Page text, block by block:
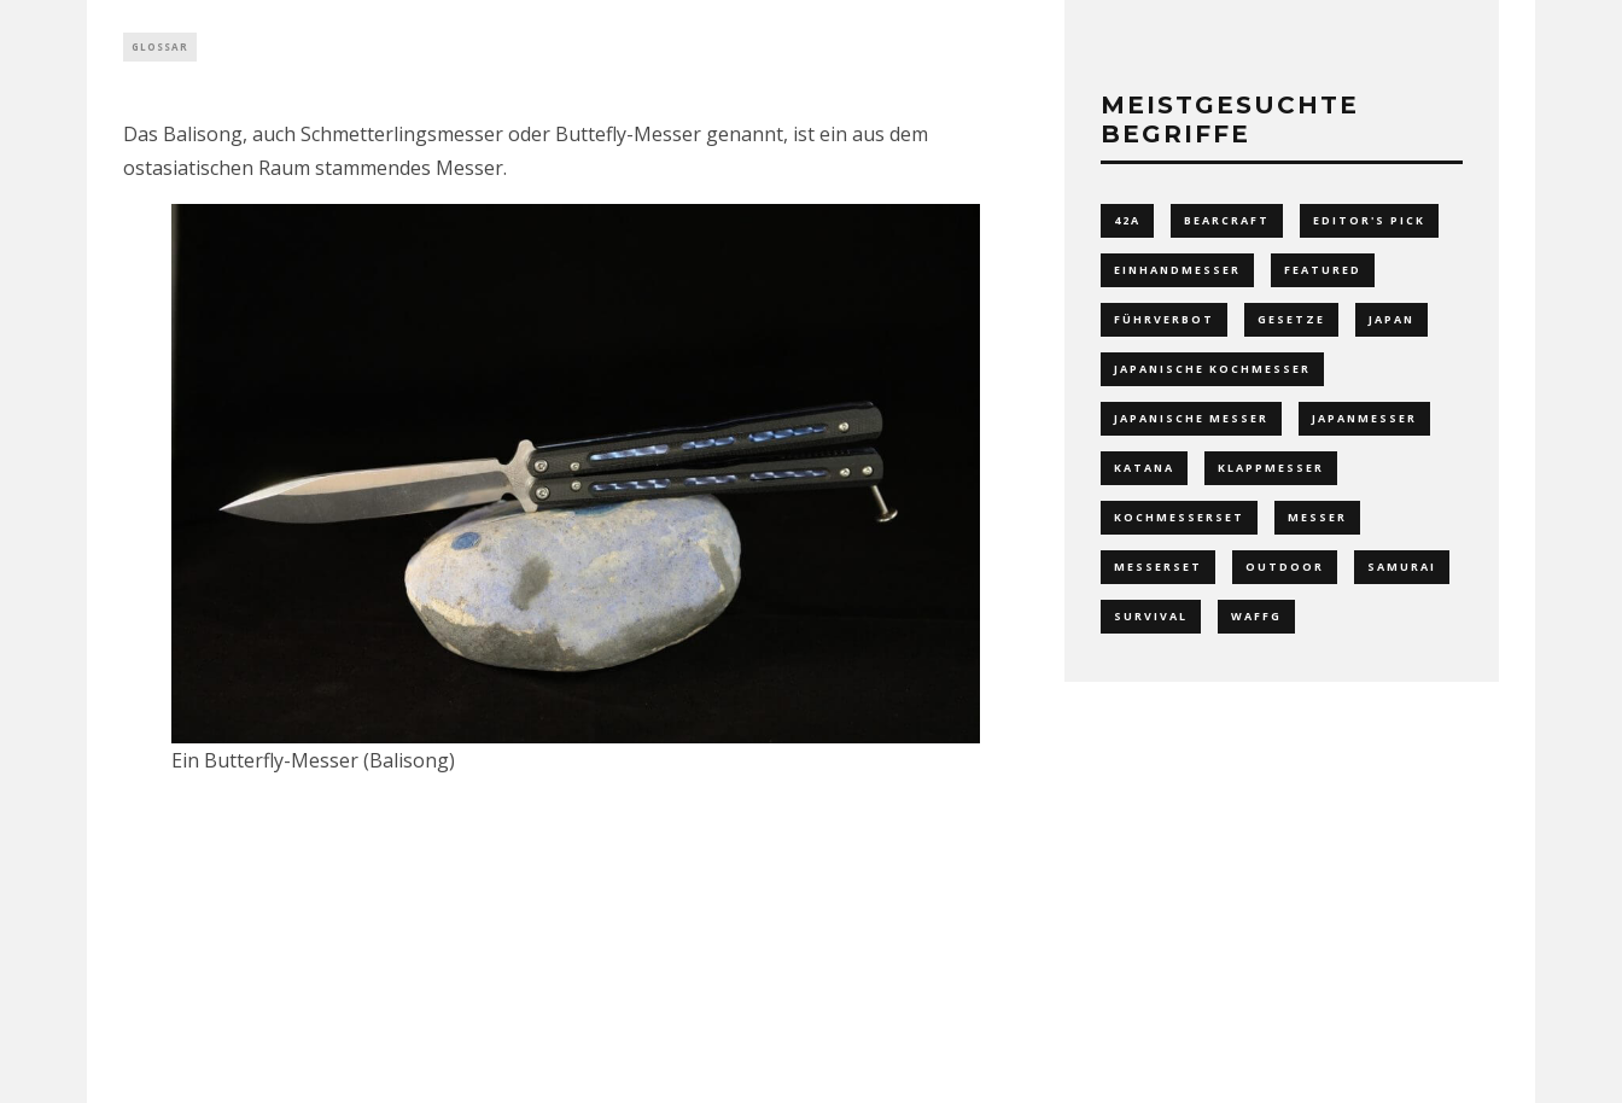
GLOSSAR
Das Balisong, auch Schmetterlingsmesser oder Buttefly-Messer genannt, ist ein aus dem
ostasiatischen Raum stammendes Messer.
Ein Butterfly-Messer (Balisong)
MEISTGESUCHTE
BEGRIFFE
42A BEARCRAFT EDITOR'S PICK
EINHANDMESSER FEATURED
FÜHRVERBOT GESETZE JAPAN
JAPANISCHE KOCHMESSER
JAPANISCHE MESSER JAPANMESSER
KATANA KLAPPMESSER
KOCHMESSERSET MESSER
MESSERSET OUTDOOR SAMURAI
SURVIVAL WAFFG